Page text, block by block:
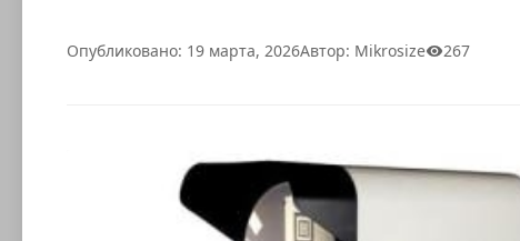
Опубликовано: 19 марта, 2026Автор: Mikrosize 267